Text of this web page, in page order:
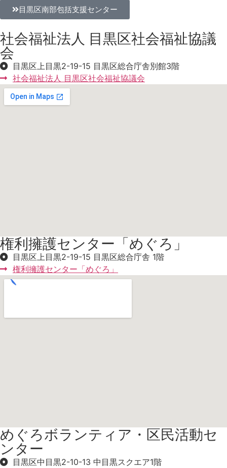
目黒区南部包括支援センター
社会福祉法人 目黒区社会福祉協議
会
目黒区上目黒2-19-15 目黒区総合庁舎別館3階
社会福祉法人 目黒区社会福祉協議会
権利擁護センター「めぐろ」
目黒区上目黒2-19-15 目黒区総合庁舎 1階
権利擁護センター「めぐろ」
めぐろボランティア・区民活動セ
ンター
目黒区中目黒2-10-13 中目黒スクエア1階